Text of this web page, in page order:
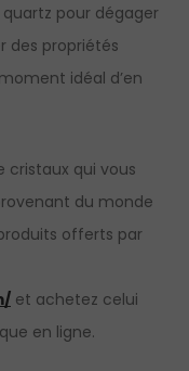
pour dégager
des propriétés
idéal d’en
cristaux qui vous
du monde
offerts par
et achetez celui
en ligne.